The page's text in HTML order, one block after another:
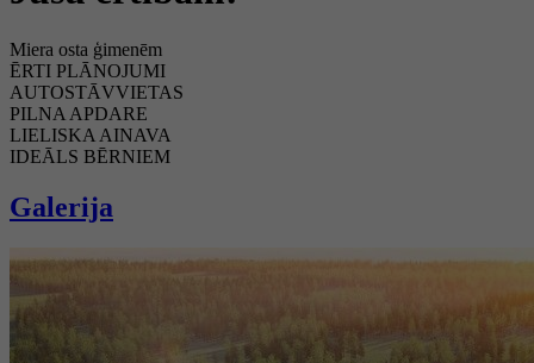
Miera osta ģimenēm
ĒRTI PLĀNOJUMI
AUTOSTĀVVIETAS
PILNA APDARE
LIELISKA AINAVA
IDEĀLS BĒRNIEM
Galerija